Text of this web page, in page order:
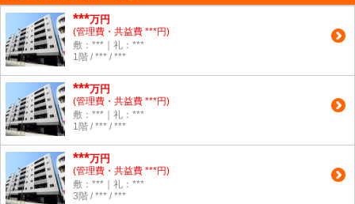
***万円
(管理費・共益費 ***円)
敷：***｜礼：***
1階 / *** / ***
***万円
(管理費・共益費 ***円)
敷：***｜礼：***
1階 / *** / ***
***万円
(管理費・共益費 ***円)
敷：***｜礼：***
3階 / *** / ***